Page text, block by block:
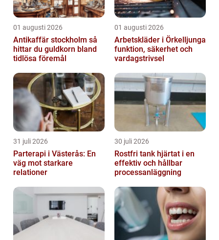
01 augusti 2026
Antikaffär stockholm så
hittar du guldkorn bland
tidlösa föremål
01 augusti 2026
Arbetskläder i Örkelljunga
funktion, säkerhet och
vardagstrivsel
31 juli 2026
Parterapi i Västerås: En
väg mot starkare
relationer
30 juli 2026
Rostfri tank hjärtat i en
effektiv och hållbar
processanläggning